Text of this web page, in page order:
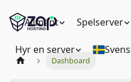
Allmänt Spelserver
Hyr en server
Dashboard